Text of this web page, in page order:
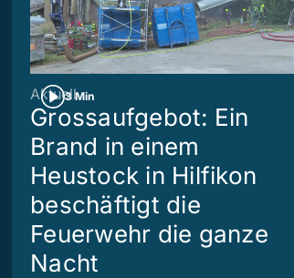
3 Min
Aktuell
Grossaufgebot: Ein
Brand in einem
Heustock in Hilfikon
beschäftigt die
Feuerwehr die ganze
Nacht